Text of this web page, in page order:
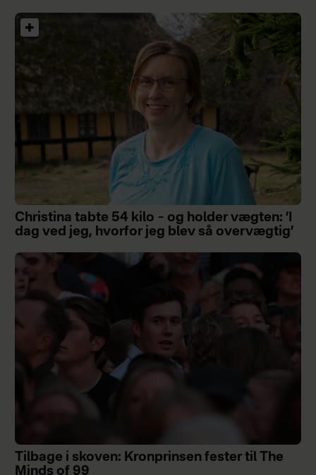
Christina tabte 54 kilo – og holder vægten: ’I
dag ved jeg, hvorfor jeg blev så overvægtig’
Tilbage i skoven: Kronprinsen fester til The
Minds of 99